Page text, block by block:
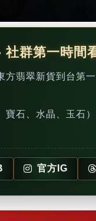
社群第一時間
翡翠新貨到台第
石、水晶、玉石
官方IG